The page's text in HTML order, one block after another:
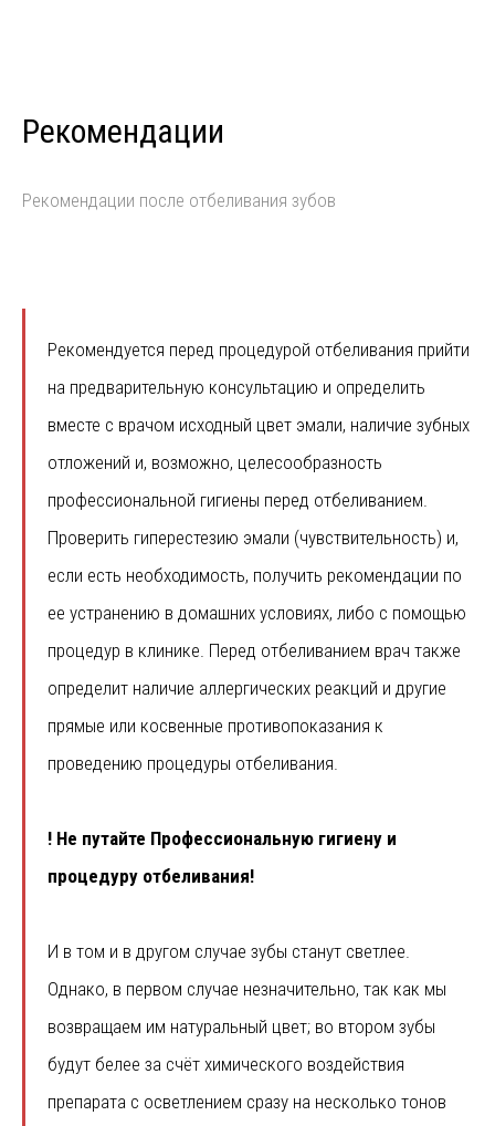
Рекомендации
Рекомендации после отбеливания зубов
Рекомендуется перед процедурой отбеливания прийти
на предварительную консультацию и определить
вместе с врачом исходный цвет эмали, наличие зубных
отложений и, возможно, целесообразность
профессиональной гигиены перед отбеливанием.
Проверить гиперестезию эмали (чувствительность) и,
если есть необходимость, получить рекомендации по
ее устранению в домашних условиях, либо с помощью
процедур в клинике. Перед отбеливанием врач также
определит наличие аллергических реакций и другие
прямые или косвенные противопоказания к
проведению процедуры отбеливания.
! Не путайте Профессиональную гигиену и
процедуру отбеливания!
И в том и в другом случае зубы станут светлее.
Однако, в первом случае незначительно, так как мы
возвращаем им натуральный цвет; во втором зубы
будут белее за счёт химического воздействия
препарата с осветлением сразу на несколько тонов